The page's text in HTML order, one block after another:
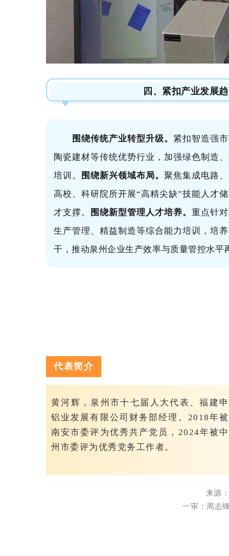
四、紧扣产业发展
围绕传统产业转型升级。 紧扣智造强
陶瓷建材等传统优势行业，加强绿色制造
培训。
围绕新兴领域布局。 聚焦集成电路
高校、科研院所开展“高精尖缺”技能人才
才支撑。 围绕新型管理人才培养。 重点针
生产管理、精益制造等综合能力培训，培
干，推动泉州企业生产效率与质量管控水平
代表简介
黄河辉，泉州市十七届人大代表、福建
铝业发展有限公司财务部经理。2018年
南安市委评为优秀共产党员，2024年被
州市委评为优秀党务工作者。
来源
一审：周志